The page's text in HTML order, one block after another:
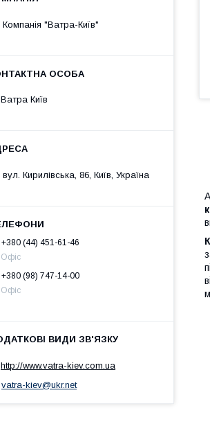
Компанія "Ватра-Київ"
Ватра Київ
вул. Кирилівська, 86, Київ, Україна
+380 (44) 451-61-46
Офіс
+380 (98) 747-14-00
Офіс
http://www.vatra-kiev.com.ua
vatra-kiev@ukr.net